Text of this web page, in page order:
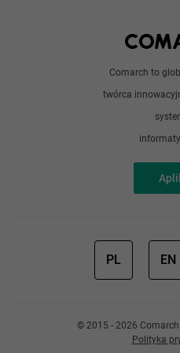
Comarch to
twórca
Doświadczeni programiści
PL EN
© 2015 - 2026 Comarch
Polityka